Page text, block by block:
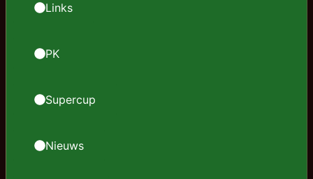
Links
PK
Supercup
Nieuws